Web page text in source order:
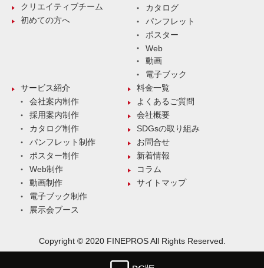
クリエイティブチーム
初めての方へ
カタログ
パンフレット
ポスター
Web
動画
電子ブック
サービス紹介
会社案内制作
採用案内制作
カタログ制作
パンフレット制作
ポスター制作
Web制作
動画制作
電子ブック制作
展示会ブース
料金一覧
よくあるご質問
会社概要
SDGsの取り組み
お問合せ
新着情報
コラム
サイトマップ
Copyright © 2020 FINEPROS All Rights Reserved.